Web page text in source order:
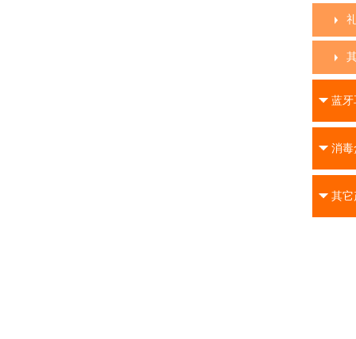
蓝牙
消毒
其它